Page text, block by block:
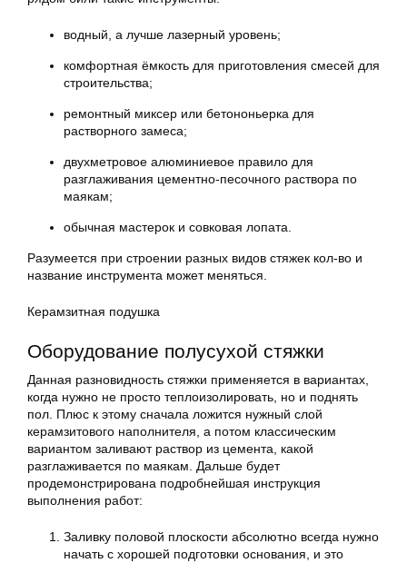
водный, а лучше лазерный уровень;
комфортная ёмкость для приготовления смесей для
строительства;
ремонтный миксер или бетононьерка для
растворного замеса;
двухметровое алюминиевое правило для
разглаживания цементно-песочного раствора по
маякам;
обычная мастерок и совковая лопата.
Разумеется при строении разных видов стяжек кол-во и
название инструмента может меняться.
Керамзитная подушка
Оборудование полусухой стяжки
Данная разновидность стяжки применяется в вариантах,
когда нужно не просто теплоизолировать, но и поднять
пол. Плюс к этому сначала ложится нужный слой
керамзитового наполнителя, а потом классическим
вариантом заливают раствор из цемента, какой
разглаживается по маякам. Дальше будет
продемонстрирована подробнейшая инструкция
выполнения работ:
Заливку половой плоскости абсолютно всегда нужно
начать с хорошей подготовки основания, и это